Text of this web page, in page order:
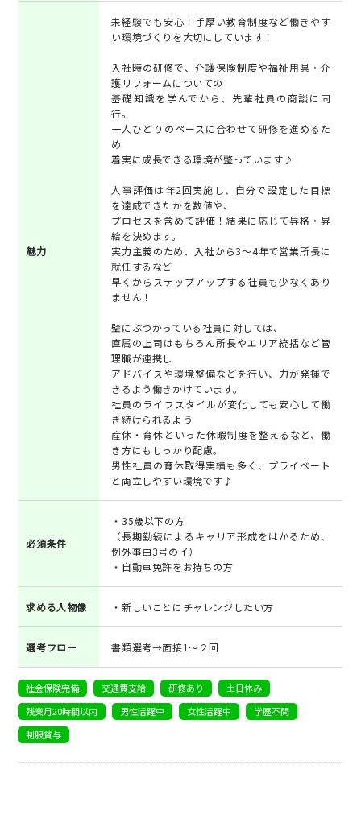
魅力
未経験でも安心！手厚い教育制度など働きやす
い環境づくりを大切にしています！
入社時の研修で、介護保険制度や福祉用具・介
護リフォームについての
基礎知識を学んでから、先輩社員の商談に同
行。
一人ひとりのペースに合わせて研修を進めるた
め
着実に成長できる環境が整っています♪
人事評価は年2回実施し、自分で設定した目標
を達成できたかを数値や、
プロセスを含めて評価！結果に応じて昇格・昇
給を決めます。
実力主義のため、入社から3～4年で営業所長に
就任するなど
早くからステップアップする社員も少なくあり
ません！
壁にぶつかっている社員に対しては、
直属の上司はもちろん所長やエリア統括など管
理職が連携し
アドバイスや環境整備などを行い、力が発揮で
きるよう働きかけています。
社員のライフスタイルが変化しても安心して働
き続けられるよう
産休・育休といった休暇制度を整えるなど、働
き方にもしっかり配慮。
男性社員の育休取得実績も多く、プライベート
と両立しやすい環境です♪
必須条件
・35歳以下の方
（長期勤続によるキャリア形成をはかるため、
例外事由3号のイ）
・自動車免許をお持ちの方
求める人物像 ・新しいことにチャレンジしたい方
選考フロー 書類選考→面接1～２回
社会保険完備 交通費支給 研修あり
土日休み
残業月20時間以内
男性活躍中 女性活躍中
学歴不問
制服貸与